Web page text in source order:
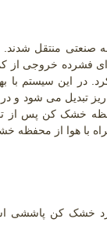
صنعتی منتقل
فشرده خروجی از
در این سیستم با
تبدیل می شود و در
خشک کن پس از
با هوا از محفظه
خشک کن